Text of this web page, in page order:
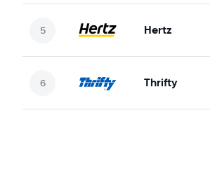
Hertz
Thrifty